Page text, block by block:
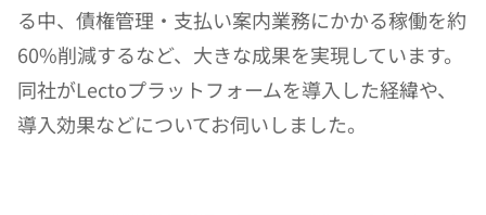
る中、債権管理・支払い案内業務にかかる稼働を約
60%削減するなど、大きな成果を実現しています。
同社がLectoプラットフォームを導入した経緯や、
導入効果などについてお伺いしました。